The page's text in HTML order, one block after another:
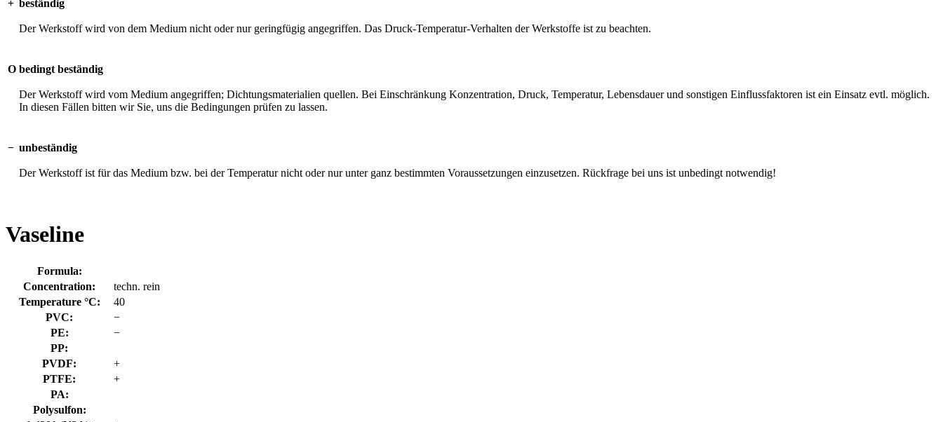
+ beständig
Der Werkstoff wird von dem Medium nicht oder nur geringfügig angegriffen. Das Druck-Temperatur-Verhalten der Werkstoffe ist zu beachten.
O bedingt beständig
Der Werkstoff wird vom Medium angegriffen; Dichtungsmaterialien quellen. Bei Einschränkung Konzentration, Druck, Temperatur, Lebensdauer und sonstigen Einflussfaktoren ist ein Einsatz evtl. möglich.
In diesen Fällen bitten wir Sie, uns die Bedingungen prüfen zu lassen.
− unbeständig
Der Werkstoff ist für das Medium bzw. bei der Temperatur nicht oder nur unter ganz bestimmten Voraussetzungen einzusetzen. Rückfrage bei uns ist unbedingt notwendig!
Vaseline
Formula:
Concentration:
techn. rein
Temperature °C:
40
PVC:
−
PE:
−
PP:
PVDF:
+
PTFE:
+
PA:
Polysulfon: